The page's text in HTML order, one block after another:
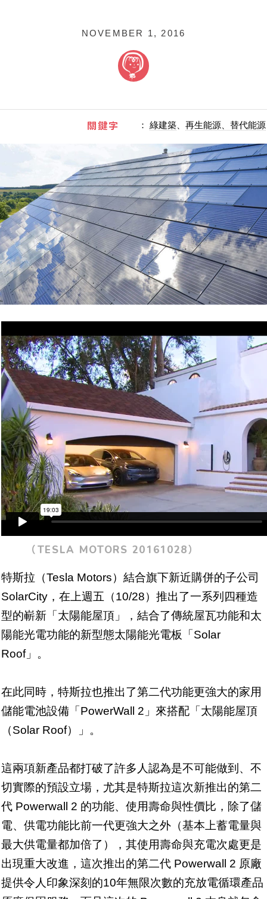
NOVEMBER 1, 2016
關鍵字 ： 綠建築 再生能源、替代能源
（TESLA MOTORS 20161028）
特斯拉（Tesla Motors）結合旗下新近購併的子公司
SolarCity，在上週五（10/28）推出了一系列四種造
型的嶄新「太陽能屋頂」，結合了傳統屋瓦功能和太
陽能光電功能的新型態太陽能光電板「Solar
Roof」。
在此同時，特斯拉也推出了第二代功能更強大的家用
儲能電池設備「PowerWall 2」來搭配「太陽能屋頂
（Solar Roof）」。
這兩項新產品都打破了許多人認為是不可能做到、不
切實際的預設立場，尤其是特斯拉這次新推出的第二
代 Powerwall 2 的功能、使用壽命與性價比，除了儲
電、供電功能比前一代更強大之外（基本上蓄電量與
最大供電量都加倍了），其使用壽命與充電次處更是
出現重大改進，這次推出的第二代 Powerwall 2 原廠
提供令人印象深刻的10年無限次數的充放電循環產品